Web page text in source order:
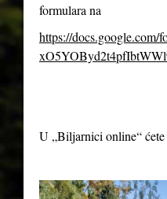
formulara na
https://
U „Biljarnici online“